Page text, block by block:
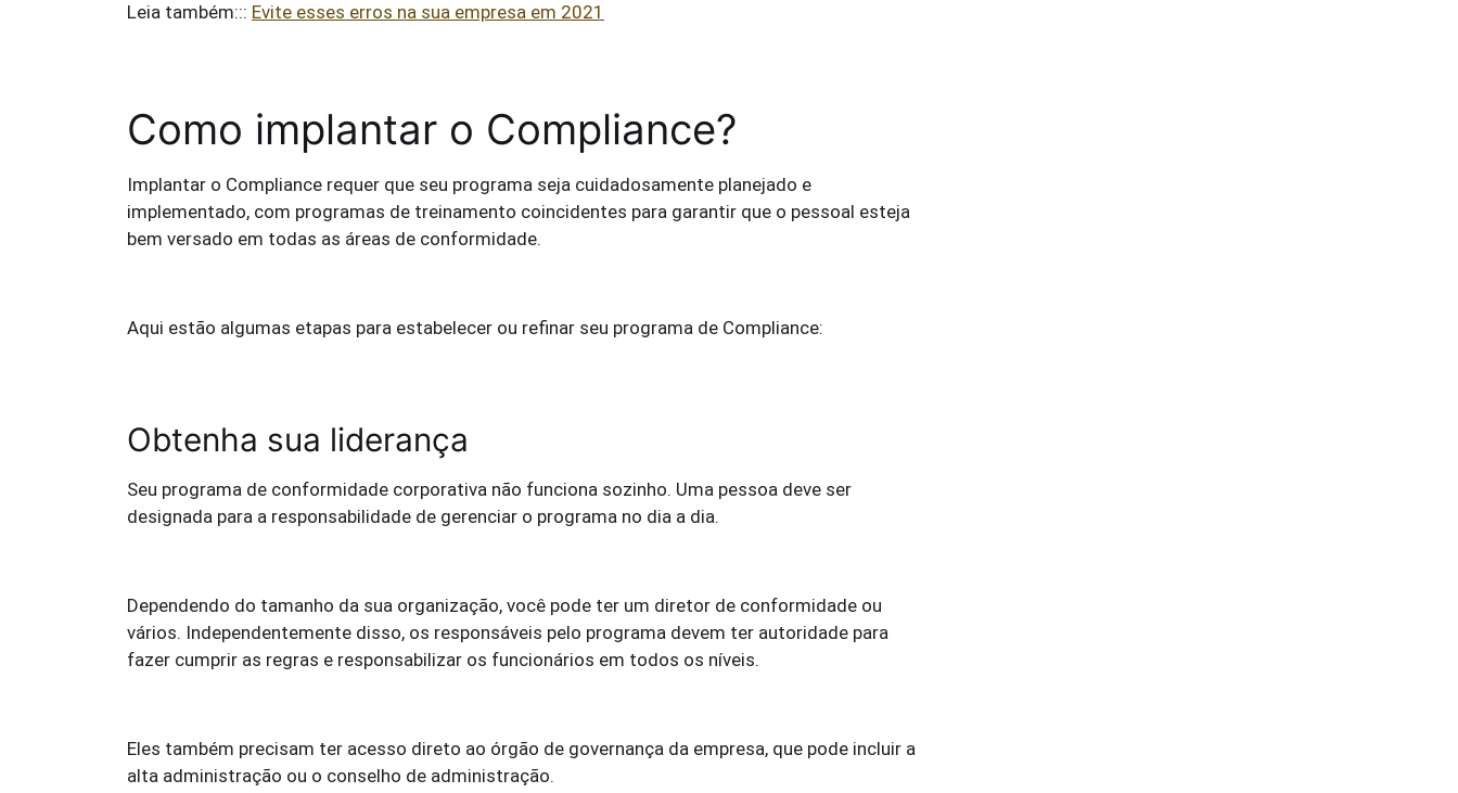
Leia também::: Evite esses erros na sua empresa em 2021
Como implantar o Compliance?
Implantar o Compliance requer que seu programa seja cuidadosamente planejado e
implementado, com programas de treinamento coincidentes para garantir que o pessoal esteja
bem versado em todas as áreas de conformidade.
Aqui estão algumas etapas para estabelecer ou refinar seu programa de Compliance:
Obtenha sua liderança
Seu programa de conformidade corporativa não funciona sozinho. Uma pessoa deve ser
designada para a responsabilidade de gerenciar o programa no dia a dia.
Dependendo do tamanho da sua organização, você pode ter um diretor de conformidade ou
vários. Independentemente disso, os responsáveis ​​pelo programa devem ter autoridade para
fazer cumprir as regras e responsabilizar os funcionários em todos os níveis.
Eles também precisam ter acesso direto ao órgão de governança da empresa, que pode incluir a
alta administração ou o conselho de administração.